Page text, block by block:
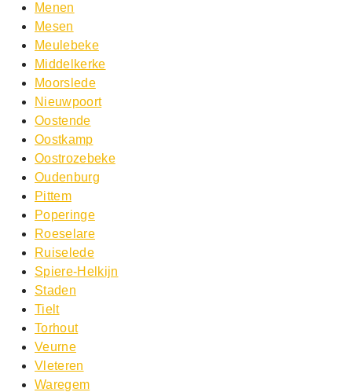
Menen
Mesen
Meulebeke
Middelkerke
Moorslede
Nieuwpoort
Oostende
Oostkamp
Oostrozebeke
Oudenburg
Pittem
Poperinge
Roeselare
Ruiselede
Spiere-Helkijn
Staden
Tielt
Torhout
Veurne
Vleteren
Waregem